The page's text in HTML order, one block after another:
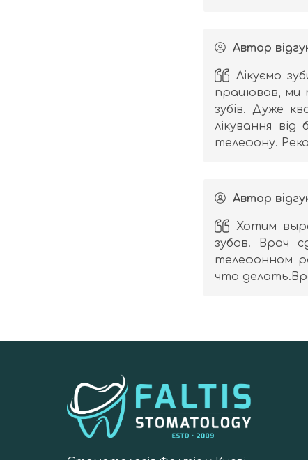
Автор
Лікуємо
працював, ми
зубів. Дуже
лікування
телефону.
Автор
Хотим
зубов. Врач
телефонном
что